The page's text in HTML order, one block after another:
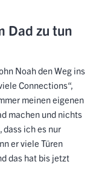
Dad zu tun
Noah den Weg ins
Connections“,
meinen eigenen
machen und nichts
dass ich es nur
er viele Türen
das hat bis jetzt